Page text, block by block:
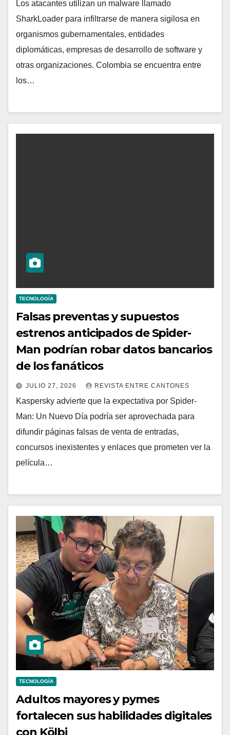
Los atacantes utilizan un malware llamado
SharkLoader para infiltrarse de manera sigilosa en
organismos gubernamentales, entidades
diplomáticas, empresas de desarrollo de software y
otras organizaciones. Colombia se encuentra entre
los…
TECNOLOGÍA
Falsas preventas y supuestos
estrenos anticipados de Spider-
Man podrían robar datos bancarios
de los fanáticos
JULIO 27, 2026 REVISTA ENTRE CANTONES
Kaspersky advierte que la expectativa por Spider-
Man: Un Nuevo Día podría ser aprovechada para
difundir páginas falsas de venta de entradas,
concursos inexistentes y enlaces que prometen ver la
película…
TECNOLOGÍA
Adultos mayores y pymes
fortalecen sus habilidades digitales
con Kölbi